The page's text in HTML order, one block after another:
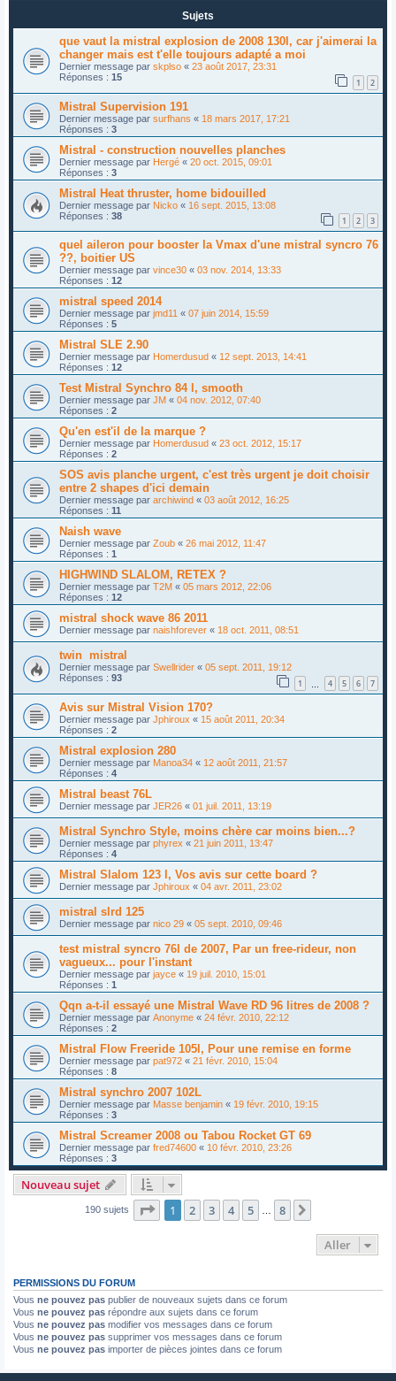
Sujets
que vaut la mistral explosion de 2008 130l, car j'aimerai la
changer mais est t'elle toujours adapté a moi
Dernier message par skplso « 23 août 2017, 23:31
Réponses : 15 1 2
Mistral Supervision 191
Dernier message par surfhans « 18 mars 2017, 17:21
Réponses : 3
Mistral - construction nouvelles planches
Dernier message par Hergé « 20 oct. 2015, 09:01
Réponses : 3
Mistral Heat thruster, home bidouilled
Dernier message par Nicko « 16 sept. 2015, 13:08
Réponses : 38 1 2 3
quel aileron pour booster la Vmax d'une mistral syncro 76
??, boitier US
Dernier message par vince30 « 03 nov. 2014, 13:33
Réponses : 12
mistral speed 2014
Dernier message par jmd11 « 07 juin 2014, 15:59
Réponses : 5
Mistral SLE 2.90
Dernier message par Homerdusud « 12 sept. 2013, 14:41
Réponses : 12
Test Mistral Synchro 84 l, smooth
Dernier message par JM « 04 nov. 2012, 07:40
Réponses : 2
Qu'en est'il de la marque ?
Dernier message par Homerdusud « 23 oct. 2012, 15:17
Réponses : 2
SOS avis planche urgent, c'est très urgent je doit choisir
entre 2 shapes d'ici demain
Dernier message par archiwind « 03 août 2012, 16:25
Réponses : 11
Naish wave
Dernier message par Zoub « 26 mai 2012, 11:47
Réponses : 1
HIGHWIND SLALOM, RETEX ?
Dernier message par T2M « 05 mars 2012, 22:06
Réponses : 12
mistral shock wave 86 2011
Dernier message par naishforever « 18 oct. 2011, 08:51
twin mistral
Dernier message par Swellrider « 05 sept. 2011, 19:12
Réponses : 93 1 4 5 6 7
Avis sur Mistral Vision 170?
Dernier message par Jphiroux « 15 août 2011, 20:34
Réponses : 2
Mistral explosion 280
Dernier message par Manoa34 « 12 août 2011, 21:57
Réponses : 4
Mistral beast 76L
Dernier message par JER26 « 01 juil. 2011, 13:19
Mistral Synchro Style, moins chère car moins bien...?
Dernier message par phyrex « 21 juin 2011, 13:47
Réponses : 4
Mistral Slalom 123 l, Vos avis sur cette board ?
Dernier message par Jphiroux « 04 avr. 2011, 23:02
mistral slrd 125
Dernier message par nico 29 « 05 sept. 2010, 09:46
test mistral syncro 76l de 2007, Par un free-rideur, non
vagueux... pour l'instant
Dernier message par jayce « 19 juil. 2010, 15:01
Réponses : 1
Qqn a-t-il essayé une Mistral Wave RD 96 litres de 2008 ?
Dernier message par Anonyme « 24 févr. 2010, 22:12
Réponses : 2
Mistral Flow Freeride 105l, Pour une remise en forme
Dernier message par pat972 « 21 févr. 2010, 15:04
Réponses : 8
Mistral synchro 2007 102L
Dernier message par Masse benjamin « 19 févr. 2010, 19:15
Réponses : 3
Mistral Screamer 2008 ou Tabou Rocket GT 69
Dernier message par fred74600 « 10 févr. 2010, 23:26
Réponses : 3
Nouveau sujet
190 sujets Page 1sur8
1 2 3 4 5 8
Aller
PERMISSIONS DU FORUM
Vous ne pouvez pas publier de nouveaux sujets dans ce forum
Vous ne pouvez pas répondre aux sujets dans ce forum
Vous ne pouvez pas modifier vos messages dans ce forum
Vous ne pouvez pas supprimer vos messages dans ce forum
Vous ne pouvez pas importer de pièces jointes dans ce forum